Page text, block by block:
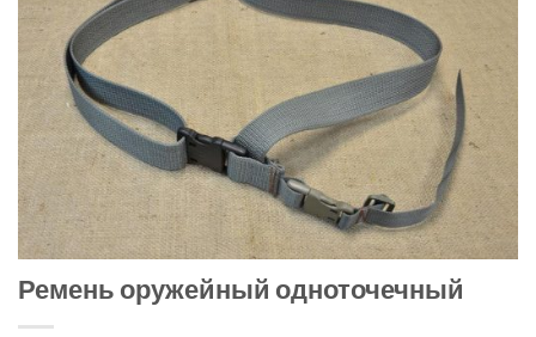
Ремень оружейный одноточечный